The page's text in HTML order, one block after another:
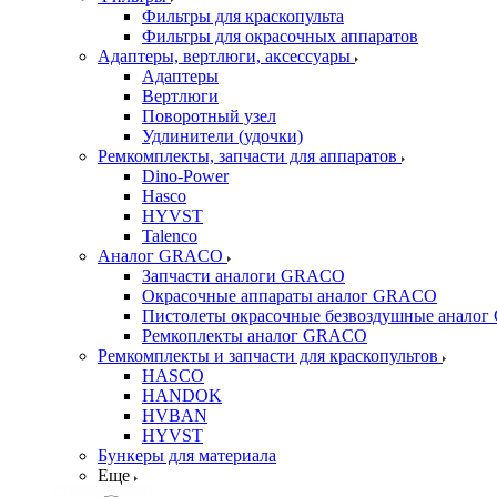
Фильтры для краскопульта
Фильтры для окрасочных аппаратов
Адаптеры, вертлюги, аксессуары
Адаптеры
Вертлюги
Поворотный узел
Удлинители (удочки)
Ремкомплекты, запчасти для аппаратов
Dino-Power
Hasco
HYVST
Talenco
Аналог GRACO
Запчасти аналоги GRACO
Окрасочные аппараты аналог GRACO
Пистолеты окрасочные безвоздушные аналог
Ремкоплекты аналог GRACO
Ремкомплекты и запчасти для краскопультов
HASCO
HANDOK
HVBAN
HYVST
Бункеры для материала
Еще